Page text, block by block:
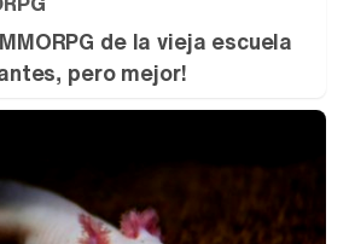
de la vieja escuela
pero mejor!